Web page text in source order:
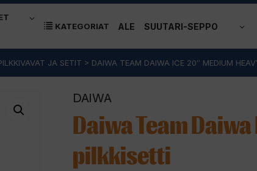
KATEGORIAT ALE SUUTARI-SEPPO
JA SETIT > DAIWA TEAM DAIWA ICE 20″ MEDIUM
DAIWA
Daiwa Team
pilkkisetti